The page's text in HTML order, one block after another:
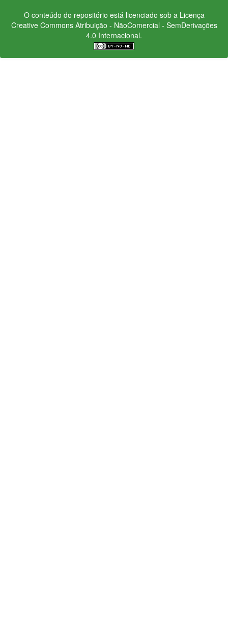
O conteúdo do repositório está licenciado sob a Licença
Creative CommonsAtribuição - NãoComercial - SemDerivações
4.0 Internacional.